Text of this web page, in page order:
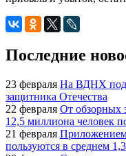
Последние
23 февраля На ВДНХ
защитника Отечества
22 февраля От обзорных
12,5 миллиона человек
21 февраля
пользуются в среднем